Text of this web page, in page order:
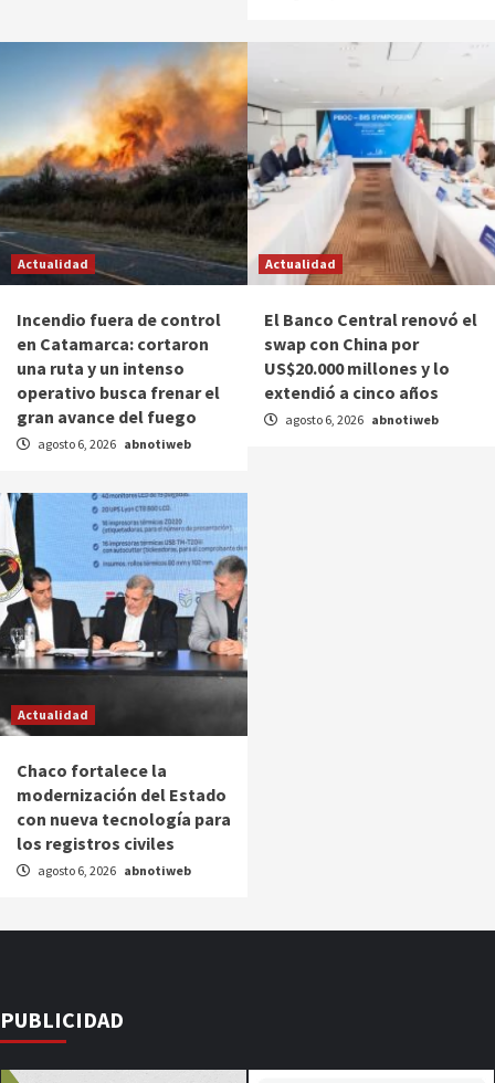
Actualidad
Incendio fuera de control
en Catamarca: cortaron
una ruta y un intenso
operativo busca frenar el
gran avance del fuego
agosto 6, 2026 abnotiweb
Actualidad
El Banco Central renovó el
swap con China por
US$20.000 millones y lo
extendió a cinco años
agosto 6, 2026 abnotiweb
Actualidad
Chaco fortalece la
modernización del Estado
con nueva tecnología para
los registros civiles
agosto 6, 2026 abnotiweb
PUBLICIDAD